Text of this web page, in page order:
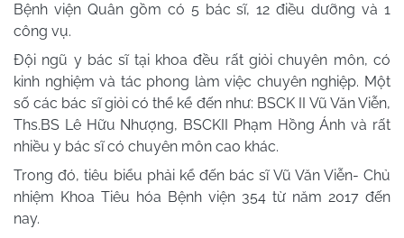
Bệnh viện Quân gồm có 5 bác sĩ, 12 điều dưỡng và 1
công vụ.
Đội ngũ y bác sĩ tại khoa đều rất giỏi chuyên môn, có
kinh nghiệm và tác phong làm việc chuyên nghiệp. Một
số các bác sĩ giỏi có thể kể đến như: BSCK II Vũ Văn Viễn,
Ths.BS Lê Hữu Nhượng, BSCKII Phạm Hồng Ánh và rất
nhiều y bác sĩ có chuyên môn cao khác.
Trong đó, tiêu biểu phải kể đến bác sĩ Vũ Văn Viễn- Chủ
nhiệm Khoa Tiêu hóa Bệnh viện 354 từ năm 2017 đến
nay.